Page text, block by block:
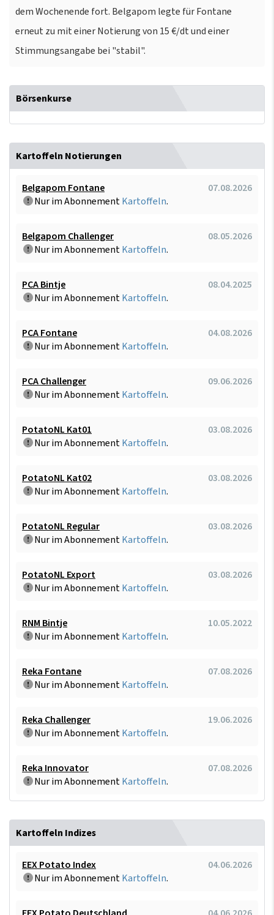
dem Wochenende fort. Belgapom legte für Fontane
erneut zu mit einer Notierung von 15 €/dt und einer
Stimmungsangabe bei "stabil".
Börsenkurse
Kartoffeln Notierungen
Belgapom Fontane
07.08.2026
Nur im AbonnementKartoffeln.
Belgapom Challenger
08.05.2026
Nur im AbonnementKartoffeln.
PCA Bintje
08.04.2025
Nur im AbonnementKartoffeln.
PCA Fontane
04.08.2026
Nur im AbonnementKartoffeln.
PCA Challenger
09.06.2026
Nur im AbonnementKartoffeln.
PotatoNL Kat01
03.08.2026
Nur im AbonnementKartoffeln.
PotatoNL Kat02
03.08.2026
Nur im AbonnementKartoffeln.
PotatoNL Regular
03.08.2026
Nur im AbonnementKartoffeln.
PotatoNL Export
03.08.2026
Nur im AbonnementKartoffeln.
RNM Bintje
10.05.2022
Nur im AbonnementKartoffeln.
Reka Fontane
07.08.2026
Nur im AbonnementKartoffeln.
Reka Challenger
19.06.2026
Nur im AbonnementKartoffeln.
Reka Innovator
07.08.2026
Nur im AbonnementKartoffeln.
Kartoffeln Indizes
EEX Potato Index
04.06.2026
Nur im AbonnementKartoffeln.